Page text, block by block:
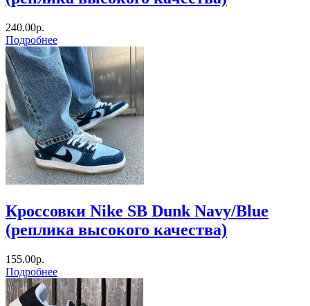
240.00р.
Подробнее
Кроссовки Nike SB Dunk Navy/Blue
(реплика высокого качества)
155.00р.
Подробнее